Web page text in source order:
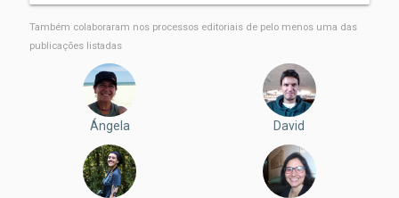
Luzia Cleide Rodrigues
Também colaboraram nos processos editoriais de pelo menos uma das
publicações listadas
Ángela David